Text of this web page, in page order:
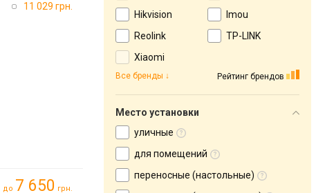
11 029 грн.
до 7 650 грн.
Hikvision
Imou
Reolink
TP-LINK
Xiaomi
Рейтинг брендов
Все бренды
Место установки
уличные
для помещений
переносные (настольные)